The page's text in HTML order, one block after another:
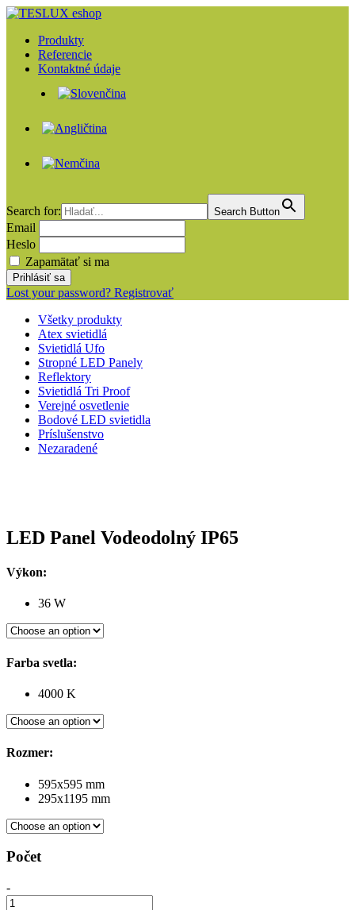
Produkty
Referencie
Kontaktné údaje
Search for: Search Button
Email
Heslo
Zapamätať si ma
Lost your password? Registrovať
Všetky produkty
Atex svietidlá
Svietidlá Ufo
Stropné LED Panely
Reflektory
Svietidlá Tri Proof
Verejné osvetlenie
Bodové LED svietidla
Príslušenstvo
Nezaradené
LED Panel Vodeodolný IP65
Výkon:
36 W
Farba svetla:
4000 K
Rozmer:
595x595 mm
295x1195 mm
Počet
-